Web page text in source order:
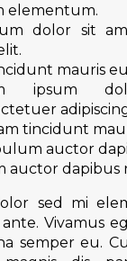
elementum.
dolor sit
mauris eu
ipsum
tincidunt
auctor
auctor dapibus
sed mi
Vivamus
semper eu.